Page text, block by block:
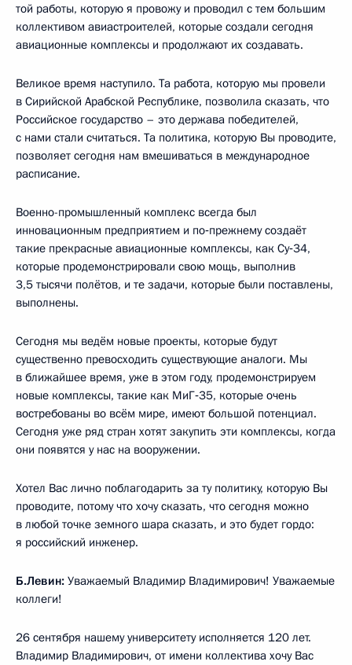
той работы, которую я провожу и проводил с тем большим
коллективом авиастроителей, которые создали сегодня
авиационные комплексы и продолжают их создавать.
Великое время наступило. Та работа, которую мы провели
в Сирийской Арабской Республике, позволила сказать, что
Российское государство – это держава победителей,
с нами стали считаться. Та политика, которую Вы проводите,
позволяет сегодня нам вмешиваться в международное
расписание.
Военно-промышленный комплекс всегда был
инновационным предприятием и по‑прежнему создаёт
такие прекрасные авиационные комплексы, как Су‑34,
которые продемонстрировали свою мощь, выполнив
3,5 тысячи полётов, и те задачи, которые были поставлены,
выполнены.
Сегодня мы ведём новые проекты, которые будут
существенно превосходить существующие аналоги. Мы
в ближайшее время, уже в этом году, продемонстрируем
новые комплексы, такие как МиГ‑35, которые очень
востребованы во всём мире, имеют большой потенциал.
Сегодня уже ряд стран хотят закупить эти комплексы, когда
они появятся у нас на вооружении.
Хотел Вас лично поблагодарить за ту политику, которую Вы
проводите, потому что хочу сказать, что сегодня можно
в любой точке земного шара сказать, и это будет гордо:
я российский инженер.
Б.Левин: Уважаемый Владимир Владимирович! Уважаемые
коллеги!
26 сентября нашему университету исполняется 120 лет.
Владимир Владимирович, от имени коллектива хочу Вас